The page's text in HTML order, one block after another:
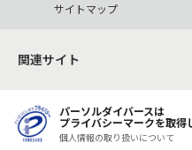
サイトマップ
関連サイト
パーソルダイバースは
プライバシーマークを取得
個人情報の取り扱いについて